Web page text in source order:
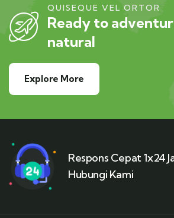
QUISEQUE VEL ORTOR
Ready to
natural
Explore More
Respons Cepat 1x24
Hubungi Kami